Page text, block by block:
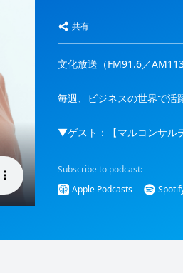
共有
文化放送（FM91.6／
毎週、ビジネスの世界で活
▼ゲスト：【マルコンサル
Subscribe to podcast:
Apple Podcasts